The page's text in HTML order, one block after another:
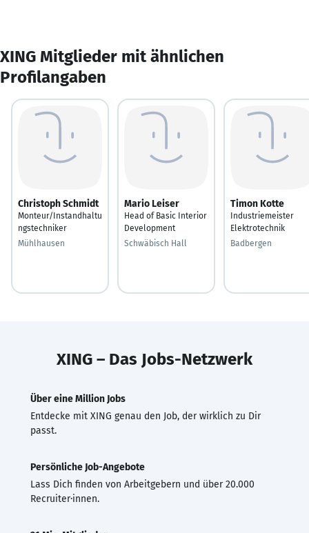
XING Mitglieder mit ähnlichen
Profilangaben
Christoph Schmidt
Monteur/Instandhaltu
ngstechniker
Mühlhausen
Mario Leiser
Head of Basic Interior
Development
Schwäbisch Hall
Timon Kotte
Industriemeister
Elektrotechnik
Badbergen
XING – Das Jobs-Netzwerk
Über eine Million Jobs
Entdecke mit XING genau den Job, der wirklich zu Dir
passt.
Persönliche Job-Angebote
Lass Dich finden von Arbeitgebern und über 20.000
Recruiter·innen.